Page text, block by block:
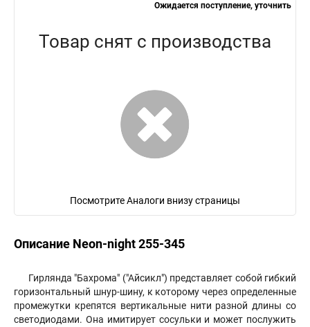
Ожидается поступление, уточнить
Товар снят с производства
Посмотрите Аналоги внизу страницы
Описание Neon-night 255-345
Гирлянда "Бахрома" ("Айсикл") представляет собой гибкий
горизонтальный шнур-шину, к которому через определенные
промежутки крепятся вертикальные нити разной длины со
светодиодами. Она имитирует сосульки и может послужить